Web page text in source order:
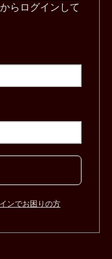
らログインして
ンでお困りの方